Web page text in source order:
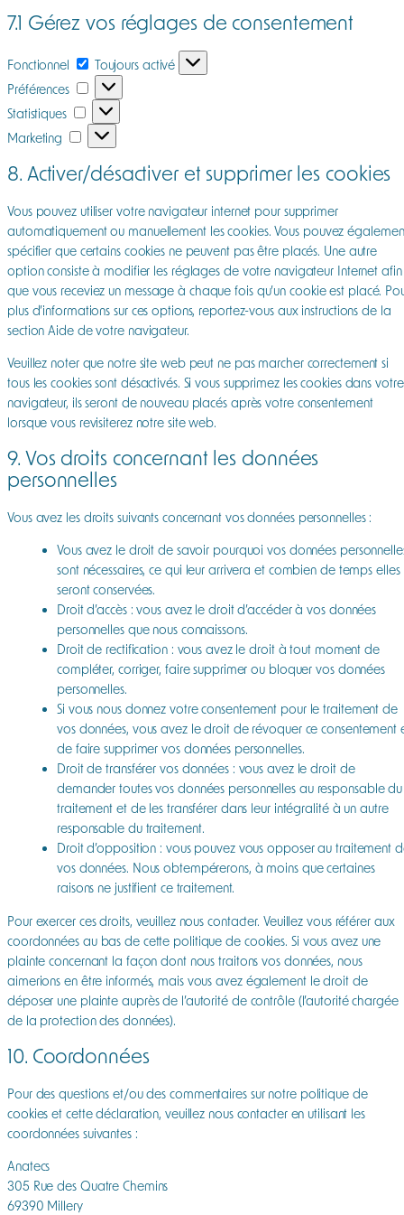
7.1 Gérez vos réglages de consentement
Fonctionnel Fonctionnel
Toujours activé
Préférences
Préférences
Statistiques
Statistiques
Marketing
Marketing
8. Activer/désactiver et supprimer les cookies
Vous pouvez utiliser votre navigateur internet pour supprimer
automatiquement ou manuellement les cookies. Vous pouvez
spécifier que certains cookies ne peuvent pas être placés. Une autre
option consiste à modifier les réglages de votre navigateur Internet afin
que vous receviez un message à chaque fois qu’un cookie est placé.
plus d’informations sur ces options, reportez-vous aux instructions de la
section Aide de votre navigateur.
Veuillez noter que notre site web peut ne pas marcher correctement si
tous les cookies sont désactivés. Si vous supprimez les cookies dans votre
navigateur, ils seront de nouveau placés après votre consentement
lorsque vous revisiterez notre site web.
9. Vos droits concernant les données
personnelles
Vous avez les droits suivants concernant vos données personnelles :
Vous avez le droit de savoir pourquoi vos données
sont nécessaires, ce qui leur arrivera et combien de temps elles
seront conservées.
Droit d’accès : vous avez le droit d’accéder à vos données
personnelles que nous connaissons.
Droit de rectification : vous avez le droit à tout moment de
compléter, corriger, faire supprimer ou bloquer vos données
personnelles.
Si vous nous donnez votre consentement pour le traitement de
vos données, vous avez le droit de révoquer ce consentement
de faire supprimer vos données personnelles.
Droit de transférer vos données : vous avez le droit de
demander toutes vos données personnelles au responsable du
traitement et de les transférer dans leur intégralité à un autre
responsable du traitement.
Droit d’opposition : vous pouvez vous opposer au traitement
vos données. Nous obtempérerons, à moins que certaines
raisons ne justifient ce traitement.
Pour exercer ces droits, veuillez nous contacter. Veuillez vous référer aux
coordonnées au bas de cette politique de cookies. Si vous avez une
plainte concernant la façon dont nous traitons vos données, nous
aimerions en être informés, mais vous avez également le droit de
déposer une plainte auprès de l’autorité de contrôle (l’autorité chargée
de la protection des données).
10. Coordonnées
Pour des questions et/ou des commentaires sur notre politique de
cookies et cette déclaration, veuillez nous contacter en utilisant les
coordonnées suivantes :
Anatecs
305 Rue des Quatre Chemins
69390 Millery